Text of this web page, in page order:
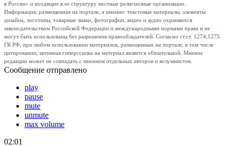
в России» и входящие в ее структуру местные религиозные организации.
Информация, размещенная на портале, а именно: текстовые материалы, элементы
дизайна, логотипы, товарные знаки, фотографии, видео и аудио охраняются
законодательством Российской Федерации и международными нормами права и не
могут быть использованы без разрешения правообладателей. Согласно ст.ст. 1274,1275
ГК РФ, при любом использовании материалов, размещенных на портале, в том числе
цитировании, активная гиперссылка на материал является обязательной. Мнение
редакции может не совпадать с мнением отдельных авторов и колумнистов.
Сообщение отправлено
play
pause
mute
unmute
max volume
02:01